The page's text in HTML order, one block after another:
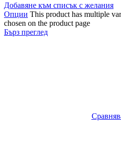
Добавяне към списък с желания
Опции This product has multiple
chosen on the product page
Бърз преглед